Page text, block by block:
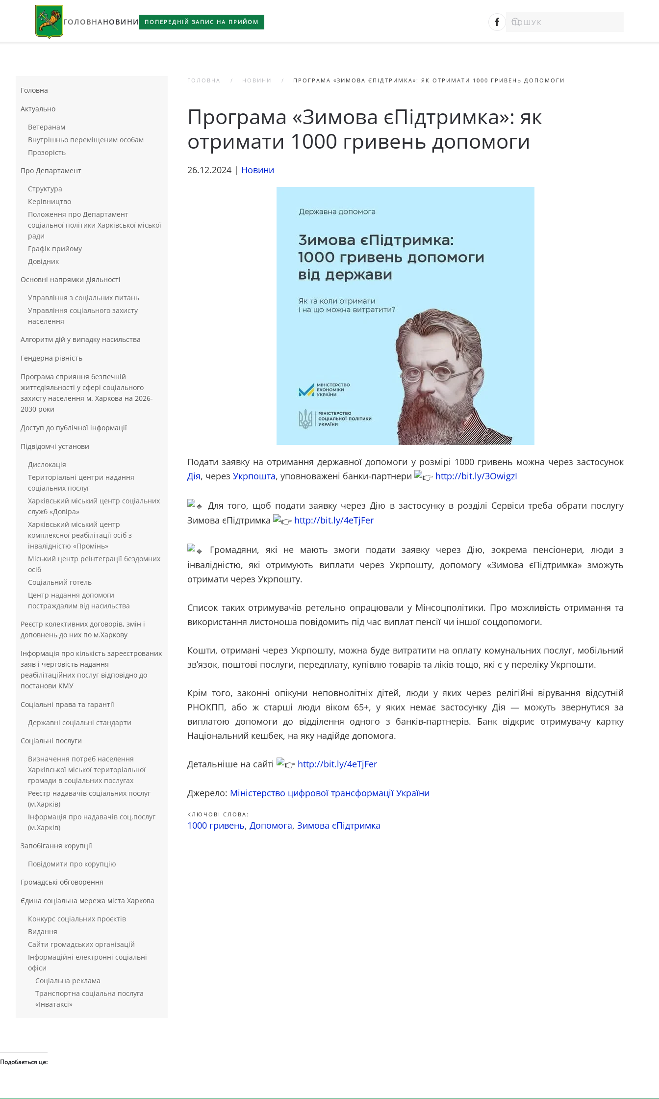
Skip to main content
ГОЛОВНАНОВИНИ ПОПЕРЕДНІЙ ЗАПИС НА ПРИЙОМ
Головна
Актуально
Ветеранам
Внутрішньо переміщеним особам
Прозорість
Про Департамент
Структура
Керівництво
Положення про Департамент
соціальної політики Харківської міської
ради
Графік прийому
Довідник
Основні напрямки діяльності
Управління з соціальних питань
Управління соціального захисту
населення
Алгоритм дій у випадку насильства
Гендерна рівність
Програма сприяння безпечній
життєдіяльності у сфері соціального
захисту населення м. Харкова на 2026-
2030 роки
Доступ до публічної інформації
Підвідомчі установи
Дислокація
Територіальні центри надання
соціальних послуг
Харківський міський центр соціальних
служб «Довіра»
Харківський міський центр
комплексної реабілітації осіб з
інвалідністю «Промінь»
Міський центр реінтеграції бездомних
осіб
Соціальний готель
Центр надання допомоги
постраждалим від насильства
Реєстр колективних договорів, змін і
доповнень до них по м.Харкову
Інформація про кількість зареєстрованих
заяв і черговість надання
реабілітаційних послуг відповідно до
постанови КМУ
Соціальні права та гарантії
Державні соціальні стандарти
Соціальні послуги
Визначення потреб населення
Харківської міської територіальної
громади в соціальних послугах
Реєстр надавачів соціальних послуг
(м.Харків)
Інформація про надавачів соц.послуг
(м.Харків)
Запобігання корупції
Повідомити про корупцію
Громадські обговорення
Єдина соціальна мережа міста Харкова
Конкурс соціальних проєктів
Видання
Сайти громадських організацій
Інформаційні електронні соціальні
офіси
Соціальна реклама
Транспортна соціальна послуга
«Інватаксі»
ГОЛОВНА НОВИНИ ПРОГРАМА «ЗИМОВА ЄПІДТРИМКА»: ЯК ОТРИМАТИ 1000 ГРИВЕНЬ ДОПОМОГИ
Програма «Зимова єПідтримка»: як
отримати 1000 гривень допомоги
26.12.2024 | Новини
Подати заявку на отримання державної допомоги у розмірі 1000 гривень можна через застосунок
Дія, через Укрпошта, уповноважені банки-партнери http://bit.ly/3OwigzI
Для того, щоб подати заявку через Дію в застосунку в розділі Сервіси треба обрати послугу
Зимова єПідтримка
http://bit.ly/4eTjFer
Громадяни, які не мають змоги подати заявку через Дію, зокрема пенсіонери, люди з
інвалідністю, які отримують виплати через Укрпошту, допомогу «Зимова єПідтримка» зможуть
отримати через Укрпошту.
Список таких отримувачів ретельно опрацювали у Мінсоцполітики. Про можливість отримання та
використання листоноша повідомить під час виплат пенсії чи іншої соцдопомоги.
Кошти, отримані через Укрпошту, можна буде витратити на оплату комунальних послуг, мобільний
зв’язок, поштові послуги, передплату, купівлю товарів та ліків тощо, які є у переліку Укрпошти.
Крім того, законні опікуни неповнолітніх дітей, люди у яких через релігійні вірування відсутній
РНОКПП, або ж старші люди віком 65+, у яких немає застосунку Дія — можуть звернутися за
виплатою допомоги до відділення одного з банків-партнерів. Банк відкриє отримувачу картку
Національний кешбек, на яку надійде допомога.
Детальніше на сайті http://bit.ly/4eTjFer
Джерело: Міністерство цифрової трансформації України
КЛЮЧОВІ СЛОВА:
1000 гривень, Допомога, Зимова єПідтримка
Подобається це: